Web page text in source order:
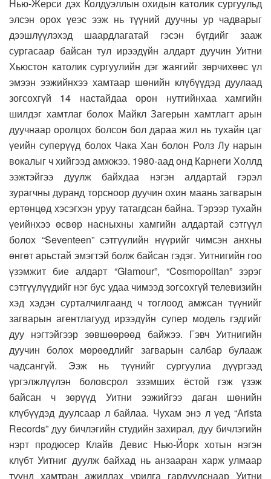
Нью-Жерси дэх Колдуэллын охидын католик сургуульд
элсэн орох үеэс ээж нь түүний дуучны ур чадварыг
дээшлүүлэхэд шаардлагатай гэсэн бүгдийг зааж
сургасаар байсан тул ирээдүйн алдарт дуучин Уитни
Хьюстон католик сургуулийн дэг жаягийг зөрчихөөс үл
эмээн ээжийнхээ хамтаар шөнийн клүбүүдэд дуулаад
зогсохгүй 14 настайдаа орон нутгийнхаа хамгийн
шилдэг хамтлаг болох Майкл Загерын хамтлагт арын
дуучнаар оролцох болсон бол дараа жил нь тухайн цаг
үеийн суперүүд болох Чака Хан болон Ролз Лу нарын
вокалыг ч хийгээд амжжээ. 1980-аад онд Карнеги Холлд
ээжтэйгээ дуулж байхдаа нэгэн алдартай гэрэл
зурагчны дуранд торсноор дуучин охин маань загварын
ертөнцөд хэсэгхэн уруу татагдсан байна. Тэрээр тухайн
үеийнхээ өсвөр насныхны хамгийн алдартай сэтгүүл
болох “Seventeen” сэтгүүлийн нүүрийг чимсэн анхны
өнгөт арьстай эмэгтэй болж байсан гэдэг. Уитнигийн гоо
үзэмжит бие алдарт “Glamour”, “Cosmopolitan” зэрэг
сэтгүүлүүдийг нэг бус удаа чимээд зогсохгүй телевизийн
хэд хэдэн сурталчилгаанд ч тоглоод амжсан түүнийг
загварын агентлагууд ирээдүйн супер модель гэдгийг
дуу нэгтэйгээр зөвшөөрөөд байжээ. Гэвч Уитнигийн
дуучин болох мөрөөдлийг загварын салбар булааж
чадсангүй. Ээж нь түүнийг сургуулиа дүүргээд
үргэлжлүүлэн боловсрол эзэмших ёстой гэж үзэж
байсан ч зөрүүд Уитни ээжийгээ даган шөнийн
клүбүүдэд дуулсаар л байлаа. Чухам энэ л үед “Arista
Records” дуу бичлэгийн студийн захирал, дуу бичлэгийн
нэрт продюсер Клайв Девис Нью-Йорк хотын нэгэн
клүбт Уитниг дуулж байхад нь анзааран харж улмаар
түүнд хамтран ажиллах урилга гардуулснаар Уитни